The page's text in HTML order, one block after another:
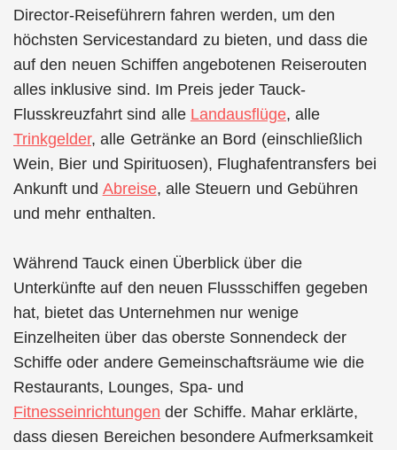
Director-Reiseführern fahren werden, um den
höchsten Servicestandard zu bieten, und dass die
auf den neuen Schiffen angebotenen Reiserouten
alles inklusive sind. Im Preis jeder Tauck-
Flusskreuzfahrt sind alle Landausflüge, alle
Trinkgelder, alle Getränke an Bord (einschließlich
Wein, Bier und Spirituosen), Flughafentransfers bei
Ankunft und Abreise, alle Steuern und Gebühren
und mehr enthalten.
Während Tauck einen Überblick über die
Unterkünfte auf den neuen Flussschiffen gegeben
hat, bietet das Unternehmen nur wenige
Einzelheiten über das oberste Sonnendeck der
Schiffe oder andere Gemeinschaftsräume wie die
Restaurants, Lounges, Spa- und
Fitnesseinrichtungen der Schiffe. Mahar erklärte,
dass diesen Bereichen besondere Aufmerksamkeit